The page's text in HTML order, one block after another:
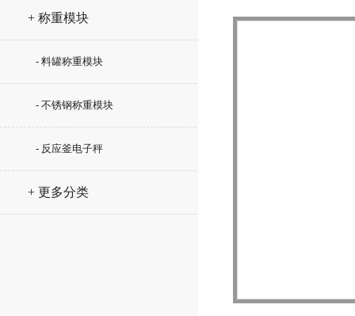
+ 称重模块
- 料罐称重模块
- 不锈钢称重模块
- 反应釜电子秤
+ 更多分类